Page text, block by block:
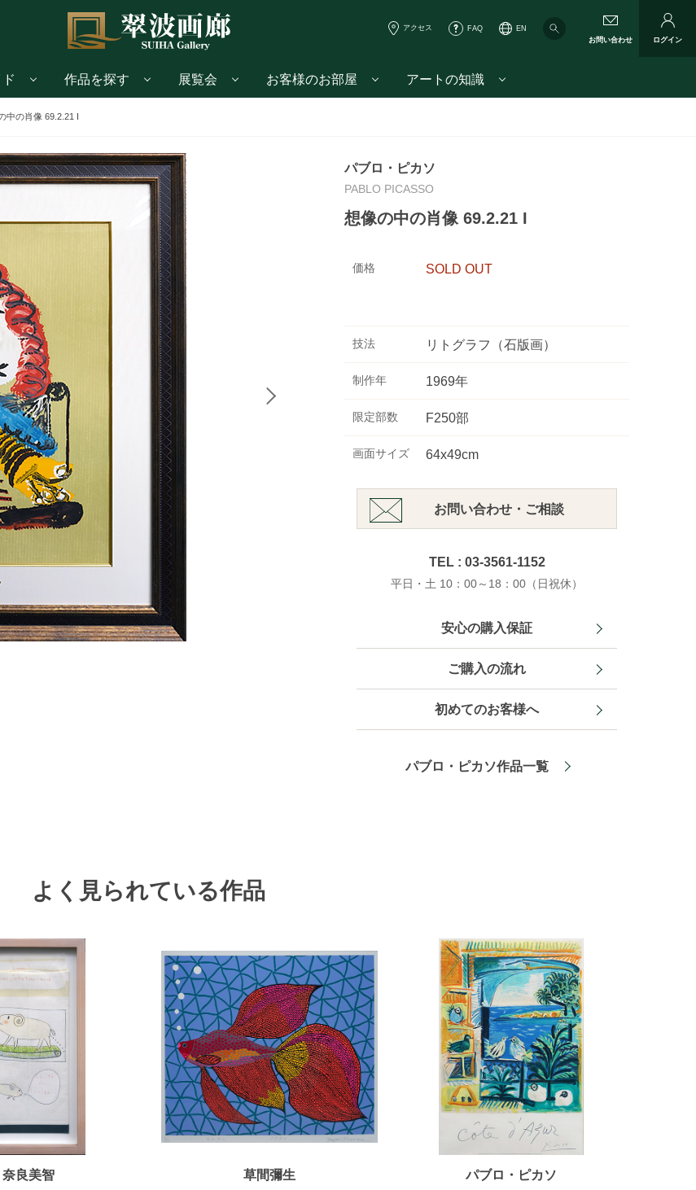
アクセス FAQ
EN
お問い合わせ
ログイン
作品を探す 展覧会 お客様のお部屋 アートの知識
中の肖像 69.2.21 I
パブロ・ピカソ
PABLO PICASSO
想像の中の肖像 69.2.21 I
価格 SOLD OUT
技法 リトグラフ（石版画）
制作年 1969年
限定部数 F250部
画面サイズ 64x49cm
お問い合わせ・ご相談
TEL : 03-3561-1152
平日・土 10：00～18：00（日祝休）
安心の購入保証
ご購入の流れ
初めてのお客様へ
パブロ・ピカソ作品一覧
よく見られている作品
奈良美智
草間彌生
パブロ・ピカソ